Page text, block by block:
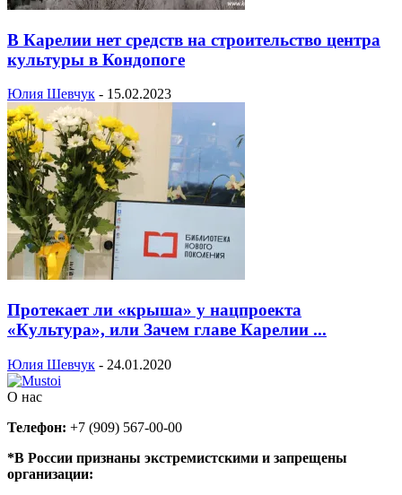
В Карелии нет средств на строительство центра
культуры в Кондопоге
Юлия Шевчук - 15.02.2023
Протекает ли «крыша» у нацпроекта
«Культура», или Зачем главе Карелии ...
Юлия Шевчук - 24.01.2020
О нас
Телефон: +7 (909) 567-00-00
*В России признаны экстремистскими и запрещены
организации: